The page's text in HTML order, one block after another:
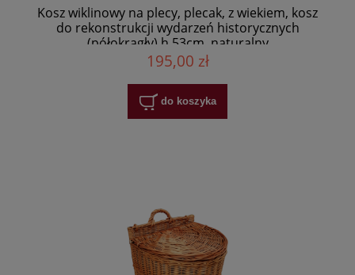
Kosz wiklinowy na plecy, plecak, z wiekiem, kosz
do rekonstrukcji wydarzeń historycznych
(półokrągły) h 53cm, naturalny
195,00 zł
do koszyka